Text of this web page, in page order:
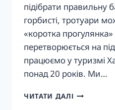
підібрати правильну
горбисті, тротуари
«коротка
перетворюється на
працюємо у туризмі
понад 20 років. Ми…
ЧИТАТИ ДАЛІХАЛКІДІКІ